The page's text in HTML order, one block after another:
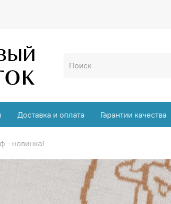
Доставка и оплата Гарантии качества
- новинка!